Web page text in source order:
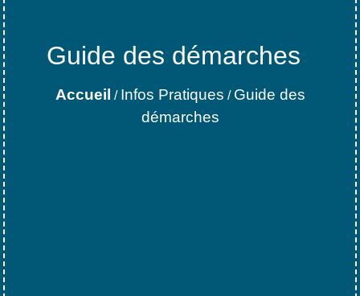
Guide des démarches
Accueil / Infos Pratiques / Guide des
démarches